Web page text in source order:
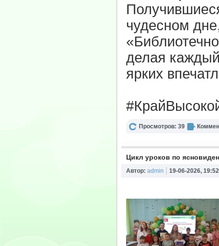
чудесном
делая
ярких
Просмотров: 39
Цикл уроков по
Автор: admin 19-06-2026, 19:52